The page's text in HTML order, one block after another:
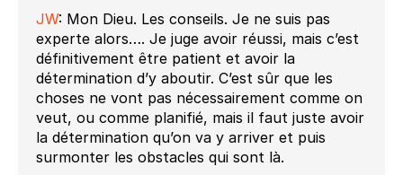
JW: Mon Dieu. Les conseils. Je ne suis pas
experte alors…. Je juge avoir réussi, mais c’est
définitivement être patient et avoir la
détermination d’y aboutir. C’est sûr que les
choses ne vont pas nécessairement comme on
veut, ou comme planifié, mais il faut juste avoir
la détermination qu’on va y arriver et puis
surmonter les obstacles qui sont là.